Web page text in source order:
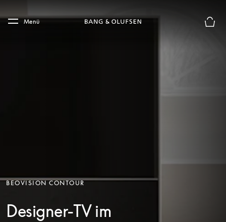
Skip to main footer
Menü
BEOVISION CONTOUR
Designer-TV im